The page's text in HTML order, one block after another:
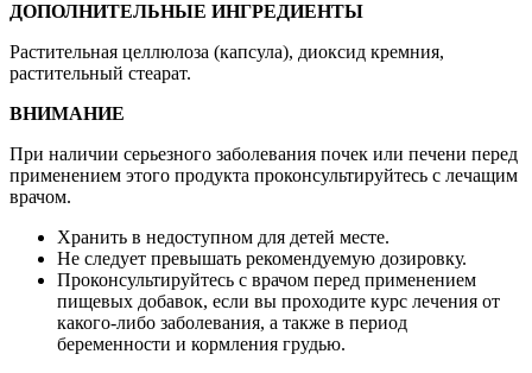
ДОПОЛНИТЕЛЬНЫЕ ИНГРЕДИЕНТЫ
Растительная целлюлоза (капсула), диоксид кремния,
растительный стеарат.
ВНИМАНИЕ
При наличии серьезного заболевания почек или печени перед
применением этого продукта проконсультируйтесь с лечащим
врачом.
Хранить в недоступном для детей месте.
Не следует превышать рекомендуемую дозировку.
Проконсультируйтесь с врачом перед применением
пищевых добавок, если вы проходите курс лечения от
какого-либо заболевания, а также в период
беременности и кормления грудью.